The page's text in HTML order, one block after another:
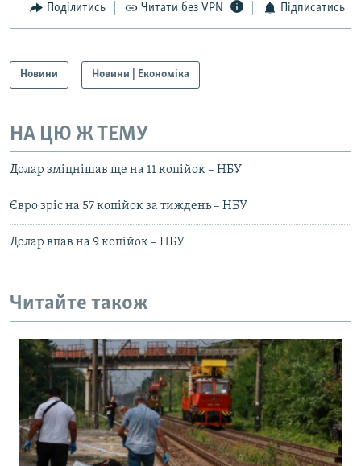
Усі сайти RFE/RL
Поділитись Читати без VPN Підписатись
Новини Новини | Економіка
НА ЦЮ Ж ТЕМУ
Долар зміцнішав ще на 11 копійок – НБУ
Євро зріс на 57 копійок за тиждень – НБУ
Долар впав на 9 копійок – НБУ
Читайте також